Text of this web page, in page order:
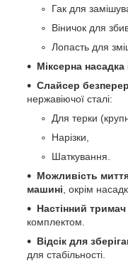
Гак для
Віничок для
Лопасть для
Міксерна насадка
Слайсер
нержавіючої сталі:
Для терки
Нарізки,
Шаткування.
Можливість
машині , окрім
Настінний
комплектом.
Відсік для
для стабільності.